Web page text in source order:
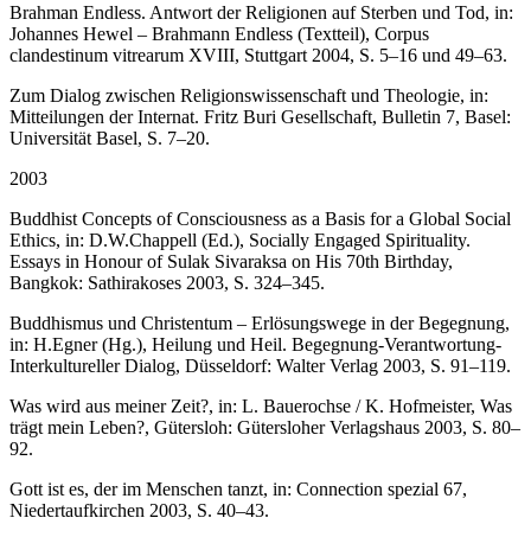
Brahman Endless. Antwort der Religionen auf Sterben und Tod, in:
Johannes Hewel – Brahmann Endless (Textteil), Corpus
clandestinum vitrearum XVIII, Stuttgart 2004, S. 5–16 und 49–63.
Zum Dialog zwischen Religionswissenschaft und Theologie, in:
Mitteilungen der Internat. Fritz Buri Gesellschaft, Bulletin 7, Basel:
Universität Basel, S. 7–20.
2003
Buddhist Concepts of Consciousness as a Basis for a Global Social
Ethics, in: D.W.Chappell (Ed.), Socially Engaged Spirituality.
Essays in Honour of Sulak Sivaraksa on His 70th Birthday,
Bangkok: Sathirakoses 2003, S. 324–345.
Buddhismus und Christentum – Erlösungswege in der Begegnung,
in: H.Egner (Hg.), Heilung und Heil. Begegnung-Verantwortung-
Interkultureller Dialog, Düsseldorf: Walter Verlag 2003, S. 91–119.
Was wird aus meiner Zeit?, in: L. Bauerochse / K. Hofmeister, Was
trägt mein Leben?, Gütersloh: Gütersloher Verlagshaus 2003, S. 80–
92.
Gott ist es, der im Menschen tanzt, in: Connection spezial 67,
Niedertaufkirchen 2003, S. 40–43.